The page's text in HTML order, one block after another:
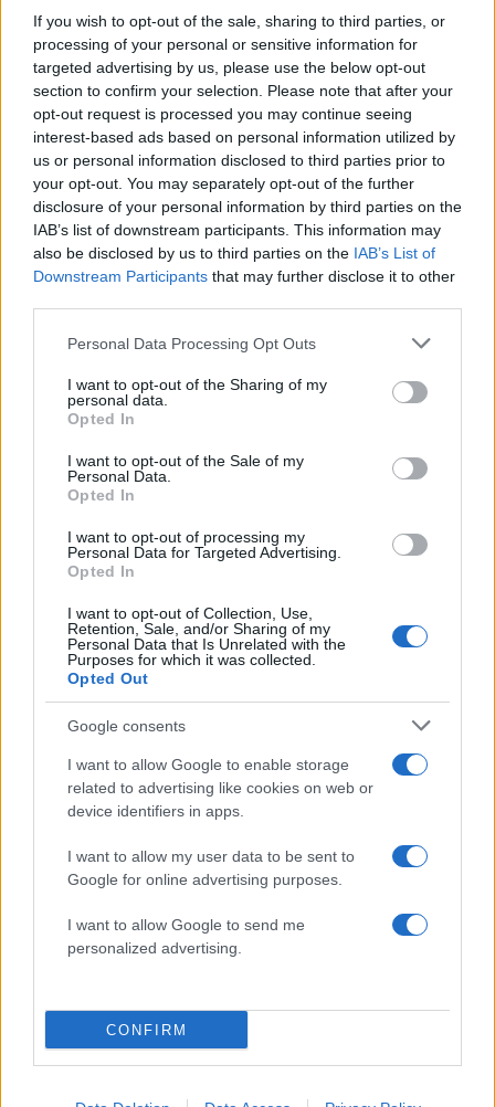
If you wish to opt-out of the sale, sharing to third parties, or
processing of your personal or sensitive information for
targeted advertising by us, please use the below opt-out
section to confirm your selection. Please note that after your
opt-out request is processed you may continue seeing
interest-based ads based on personal information utilized by
us or personal information disclosed to third parties prior to
your opt-out. You may separately opt-out of the further
disclosure of your personal information by third parties on the
IAB’s list of downstream participants. This information may
also be disclosed by us to third parties on the IAB’s List of
Downstream Participants that may further disclose it to other
Please note that this website/app uses one or more Google
not limited to your visit or usage behaviour. You may click to
grant or deny consent to Google and its third-party tags to
use your data for below specified purposes in below Google
consent section.
Personal Data Processing Opt Outs
I want to opt-out of the Sharing of my
personal data.
Opted In
I want to opt-out of the Sale of my
Personal Data.
Opted In
I want to opt-out of processing my
Personal Data for Targeted Advertising.
Opted In
I want to opt-out of Collection, Use,
Retention, Sale, and/or Sharing of my
Personal Data that Is Unrelated with the
Purposes for which it was collected.
Opted Out
Google consents
I want to allow Google to enable storage
related to advertising like cookies on web or
device identifiers in apps.
I want to allow my user data to be sent to
Google for online advertising purposes.
I want to allow Google to send me
personalized advertising.
CONFIRM
ΔΙΑΦΗΜΙΣΗ
Deco,Τασεις
αντικαταστήσεις το γκρι με πιο ζεστά και
μοντέρνα χρώματα στη διακόσμηση
31.03.2025byΣορινα Γιαννακη
Σχεσεις
αλλάζει μετά από 3 χρόνια;
30.03.2025
Family,Γονεις
15 έξυπνες ερωτήσεις για να μάθεις πώς
πραγματικά ήταν η μέρα του παιδιού σου
30.03.2025byΣορινα Γιαννακη
Deco,Τασεις
Raw Materials: Τα φυσικά υλικά μπορούν
να αλλάξουν εντελώς την αισθητική του
σπιτιού σου
30.03.2025byΣορινα Γιαννακη
Family, Παιδι
θέλεις να δεις να δυναμώνει